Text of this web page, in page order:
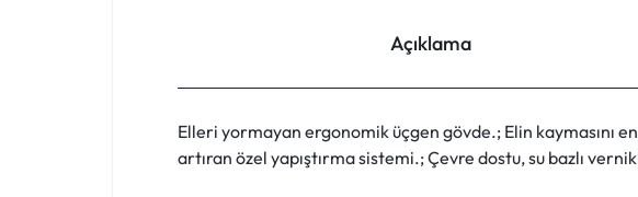
ŞEYI
BULABILECEĞINIZ
Açıklama
Elleri yormayan ergonomik üçgen gövde.; Elin kaymasını
artıran özel yapıştırma sistemi.; Çevre dostu, su bazlı